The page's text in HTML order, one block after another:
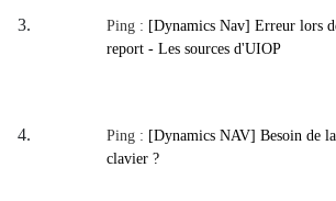
Ping : [Dynamics Nav] Erreur lors
report - Les sources d'UIOP
Ping : [Dynamics NAV] Besoin de
clavier ?